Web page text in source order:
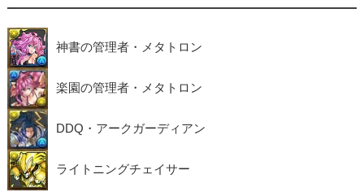
神書の管理者・メタトロン
楽園の管理者・メタトロン
DDQ・アークガーディアン
ライトニングチェイサー